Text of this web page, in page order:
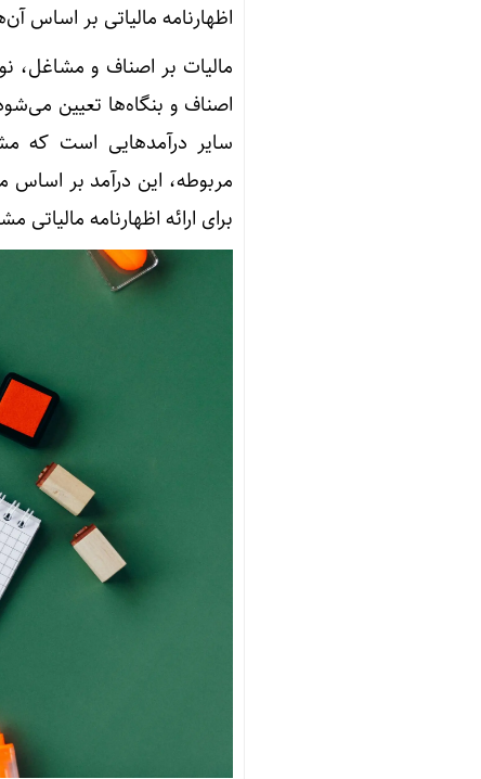
اظهارنامه مالیاتی بر اساس
مالیات بر اصناف و مشاغل،
اصناف و بنگاه‌ها تعیین
سایر درآمدهایی است که
مربوطه، این درآمد بر
برای ارائه اظهارنامه مالیاتی مشاغل برای